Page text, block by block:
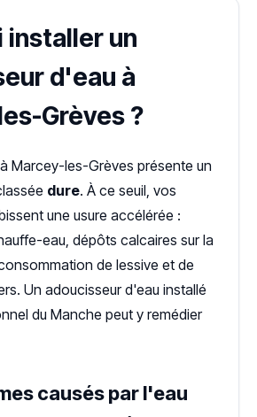
installer un
d'eau à
Grèves ?
Marcey-les-Grèves présente un
dure. À ce seuil, vos
une usure accélérée :
eau, dépôts calcaires sur la
de lessive et de
Un adoucisseur d'eau installé
du Manche peut y remédier
causés par l'eau